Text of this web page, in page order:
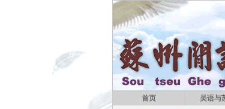
首页 吴语与